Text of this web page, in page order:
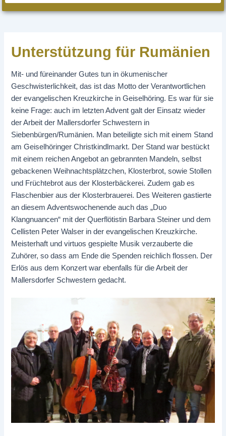
Unterstützung für Rumänien
Mit- und füreinander Gutes tun in ökumenischer
Geschwisterlichkeit, das ist das Motto der Verantwortlichen
der evangelischen Kreuzkirche in Geiselhöring. Es war für sie
keine Frage: auch im letzten Advent galt der Einsatz wieder
der Arbeit der Mallersdorfer Schwestern in
Siebenbürgen/Rumänien. Man beteiligte sich mit einem Stand
am Geiselhöringer Christkindlmarkt. Der Stand war bestückt
mit einem reichen Angebot an gebrannten Mandeln, selbst
gebackenen Weihnachtsplätzchen, Klosterbrot, sowie Stollen
und Früchtebrot aus der Klosterbäckerei. Zudem gab es
Flaschenbier aus der Klosterbrauerei. Des Weiteren gastierte
an diesem Adventswochenende auch das „Duo
Klangnuancen“ mit der Querflötistin Barbara Steiner und dem
Cellisten Peter Walser in der evangelischen Kreuzkirche.
Meisterhaft und virtuos gespielte Musik verzauberte die
Zuhörer, so dass am Ende die Spenden reichlich flossen. Der
Erlös aus dem Konzert war ebenfalls für die Arbeit der
Mallersdorfer Schwestern gedacht.